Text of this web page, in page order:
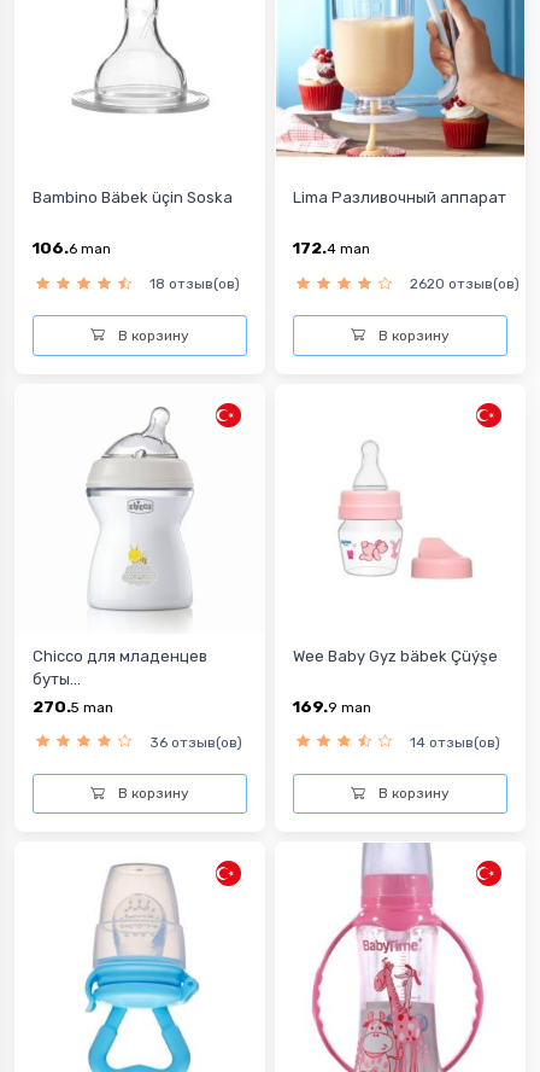
Bambino Bäbek üçin Soska
106.6 man
18 отзыв(ов)
В корзину
Lima Разливочный аппарат
172.4 man
2620 отзыв(ов)
В корзину
Chicco для младенцев
буты...
270.5 man
36 отзыв(ов)
В корзину
Wee Baby Gyz bäbek Çüýşe
169.9 man
14 отзыв(ов)
В корзину